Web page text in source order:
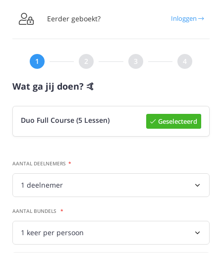
 Eerder geboekt? Inloggen
Wat ga jij doen? 🤙
Duo Full Course (5 Lessen) Selecteer
 Geselecteerd
AANTAL DEELNEMERS
AANTAL BUNDELS